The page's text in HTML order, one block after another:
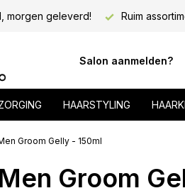
morgen geleverd! Ruim
Salon aanmelden?
HAARSTYLING
Groom Gelly - 150ml
Groom